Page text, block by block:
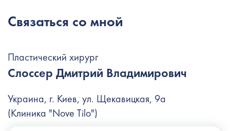
Связаться со мной
Пластический хирург
Слоссер Дмитрий Владимирович
Украина, г. Киев, ул. Щекавицкая, 9а
(Клиника "Nove Tilo")